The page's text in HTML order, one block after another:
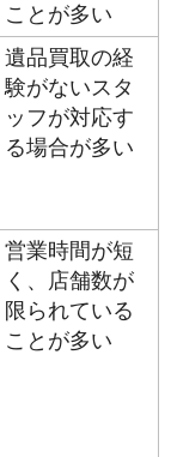
ことが多い
遺品買取の経
験がないスタ
ッフが対応す
る場合が多い
営業時間が短
く、店舗数が
限られている
ことが多い